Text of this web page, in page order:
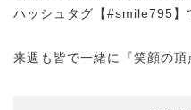
ハッシュタグ【#smile795】
来週も皆で一緒に『笑顔の頂